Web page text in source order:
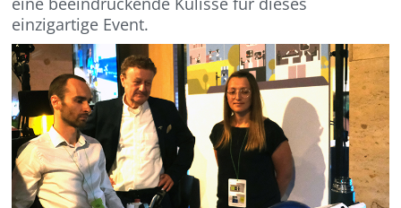
einzigartige Event.